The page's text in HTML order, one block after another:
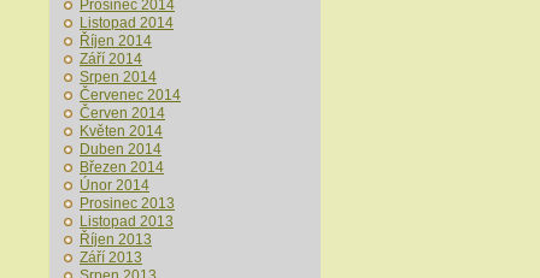
Prosinec 2014
Listopad 2014
Říjen 2014
Září 2014
Srpen 2014
Červenec 2014
Červen 2014
Květen 2014
Duben 2014
Březen 2014
Únor 2014
Prosinec 2013
Listopad 2013
Říjen 2013
Září 2013